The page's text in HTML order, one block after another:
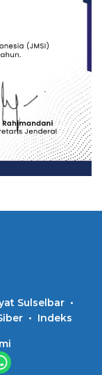
Sulselbar
Indeks